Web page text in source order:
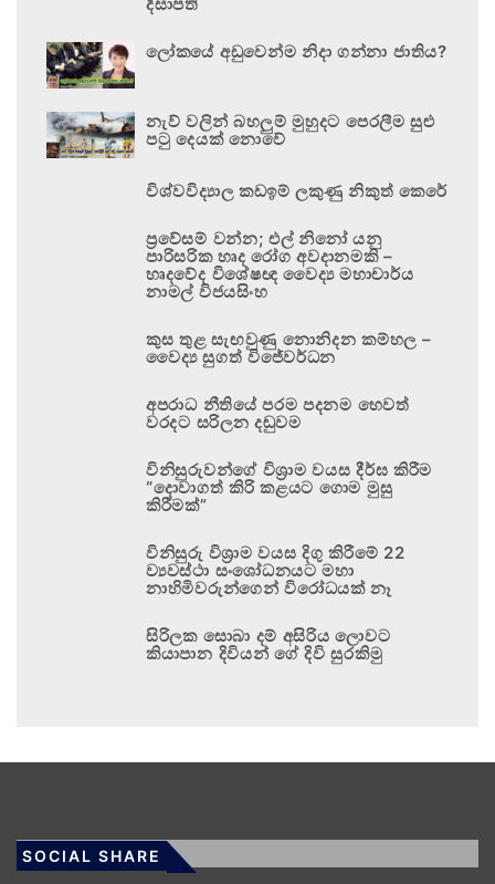
ලෝකයේ අඩුවෙන්ම නිදා ගන්නා ජාතිය?
නැව් වලින් බහලුම් මුහුදට පෙරලීම සුළු
පටු දෙයක් නොවේ
විශ්වවිද්‍යාල කඩඉම් ලකුණු නිකුත් කෙරේ
ප්‍රවේසම් වන්න; එල් නිනෝ යනු
පාරිසරික හෘද රෝග අවදානමකි –
හෘදවේද විශේෂඥ වෛද්‍ය මහාචාර්ය
නාමල් විජයසිංහ
කුස තුළ සැඟවුණු නොනිදන කම්හල –
වෛද්‍ය සුගත් විජේවර්ධන
අපරාධ නීතියේ පරම පදනම හෙවත්
වරදට සරිලන දඬුවම
විනිසුරුවන්ගේ විශ්‍රාම වයස දීර්ඝ කිරීම
“දොවාගත් කිරි කළයට ගොම මුසු
කිරීමක්”
විනිසුරු විශ්‍රාම වයස දිගු කිරීමේ 22
ව්‍යවස්ථා සංශෝධනයට මහා
නාහිමිවරුන්ගෙන් විරෝධයක් නෑ
සිරිලක සොබා දම් අසිරිය ලොවට
කියාපාන දිවියන් ගේ දිවි සුරකිමු
SOCIAL SHARE